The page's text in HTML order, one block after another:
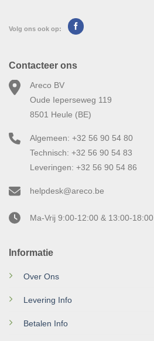
Volg ons ook op:
Informatie
Over Ons
Levering Info
Betalen Info
Contacteer ons
Areco BV
Oude Ieperseweg 119
8501 Heule (BE)
Algemeen: +32 56 90 54 80
Technisch: +32 56 90 54 83
Leveringen: +32 56 90 54 86
helpdesk@areco.be
Ma-Vrij 9:00-12:00 & 13:00-18:00